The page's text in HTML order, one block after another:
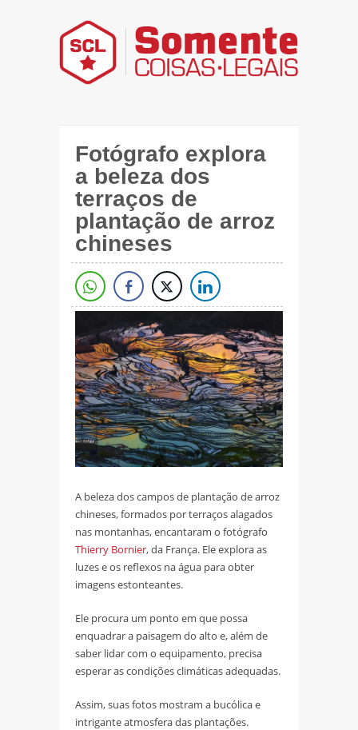
Fotógrafo explora
a beleza dos
terraços de
plantação de arroz
chineses
A beleza dos campos de plantação de arroz
chineses, formados por terraços alagados
nas montanhas, encantaram o fotógrafo
Thierry Bornier, da França. Ele explora as
luzes e os reflexos na água para obter
imagens estonteantes.
Ele procura um ponto em que possa
enquadrar a paisagem do alto e, além de
saber lidar com o equipamento, precisa
esperar as condições climáticas adequadas.
Assim, suas fotos mostram a bucólica e
intrigante atmosfera das plantações.